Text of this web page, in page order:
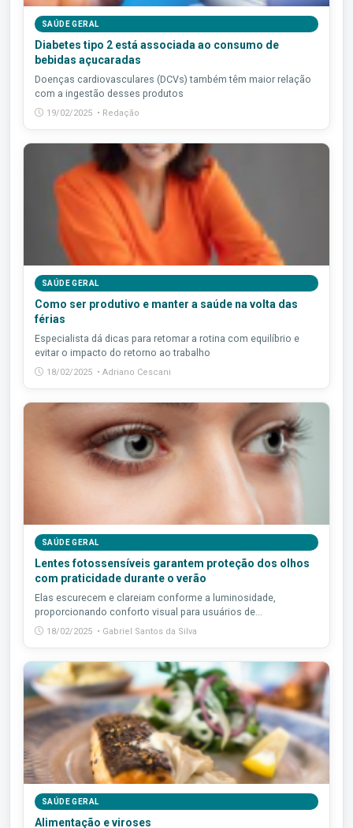
SAÚDE GERAL
Diabetes tipo 2 está associada ao consumo de
bebidas açucaradas
Doenças cardiovasculares (DCVs) também têm maior relação
com a ingestão desses produtos
19/02/2025 • Redação
SAÚDE GERAL
Como ser produtivo e manter a saúde na volta das
férias
Especialista dá dicas para retomar a rotina com equilíbrio e
evitar o impacto do retorno ao trabalho
18/02/2025 • Adriano Cescani
SAÚDE GERAL
Lentes fotossensíveis garantem proteção dos olhos
com praticidade durante o verão
Elas escurecem e clareiam conforme a luminosidade,
proporcionando conforto visual para usuários de...
18/02/2025 • Gabriel Santos da Silva
SAÚDE GERAL
Alimentação e viroses